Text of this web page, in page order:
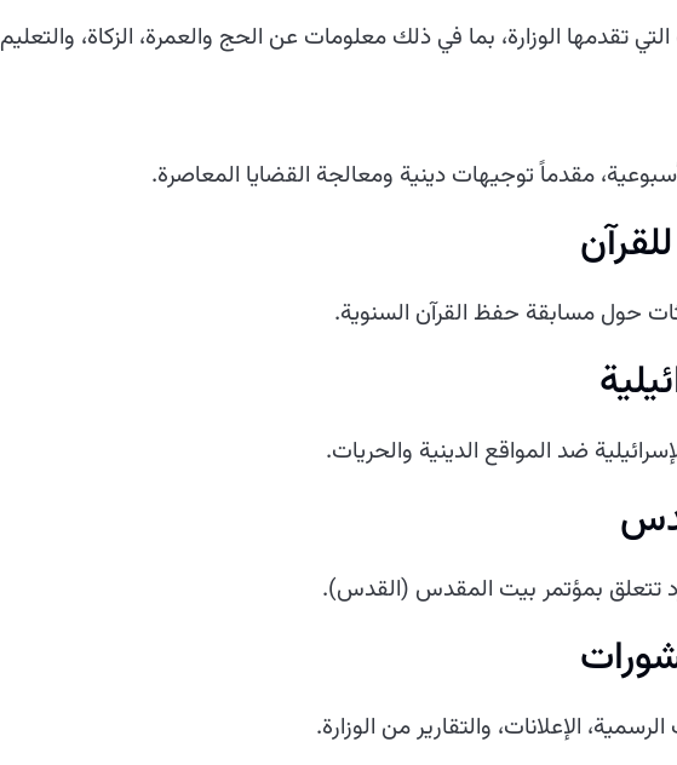
تقدمها الوزارة، بما في ذلك معلومات عن الحج والعمرة، الزكاة،
مقدماً توجيهات دينية ومعالجة القضايا المعاصرة.
حول مسابقة حفظ القرآن السنوية.
ضد المواقع الدينية والحريات.
تتعلق بمؤتمر بيت المقدس (القدس).
الإعلانات، والتقارير من الوزارة.